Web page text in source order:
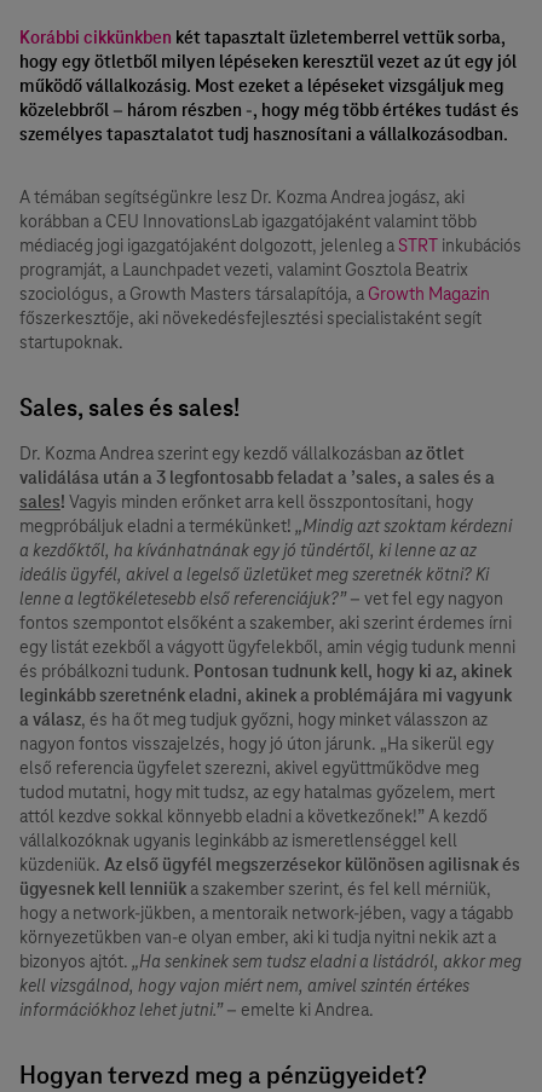
Korábbi cikkünkben két tapasztalt üzletemberrel vettük sorba,
hogy egy ötletből milyen lépéseken keresztül vezet az út egy jól
működő vállalkozásig. Most ezeket a lépéseket vizsgáljuk meg
közelebbről – három részben -, hogy még több értékes tudást és
személyes tapasztalatot tudj hasznosítani a vállalkozásodban.
A témában segítségünkre lesz Dr. Kozma Andrea jogász, aki
korábban a CEU InnovationsLab igazgatójaként valamint több
médiacég jogi igazgatójaként dolgozott, jelenleg a STRT inkubációs
programját, a Launchpadet vezeti, valamint Gosztola Beatrix
szociológus, a Growth Masters társalapítója, a Growth Magazin
főszerkesztője, aki növekedésfejlesztési specialistaként segít
startupoknak.
Sales, sales és sales!
Dr. Kozma Andrea szerint egy kezdő vállalkozásban az ötlet
validálása után a 3 legfontosabb feladat a ’sales, a sales és a
sales! Vagyis minden erőnket arra kell összpontosítani, hogy
megpróbáljuk eladni a termékünket! „Mindig azt szoktam kérdezni
a kezdőktől, ha kívánhatnának egy jó tündértől, ki lenne az az
ideális ügyfél, akivel a legelső üzletüket meg szeretnék kötni? Ki
lenne a legtökéletesebb első referenciájuk?”– vet fel egy nagyon
fontos szempontot elsőként a szakember, aki szerint érdemes írni
egy listát ezekből a vágyott ügyfelekből, amin végig tudunk menni
és próbálkozni tudunk. Pontosan tudnunk kell, hogy ki az, akinek
leginkább szeretnénk eladni, akinek a problémájára mi vagyunk
a válasz, és ha őt meg tudjuk győzni, hogy minket válasszon az
nagyon fontos visszajelzés, hogy jó úton járunk. „Ha sikerül egy
első referencia ügyfelet szerezni, akivel együttműködve meg
tudod mutatni, hogy mit tudsz, az egy hatalmas győzelem, mert
attól kezdve sokkal könnyebb eladni a következőnek!” A kezdő
vállalkozóknak ugyanis leginkább az ismeretlenséggel kell
küzdeniük. Az első ügyfél megszerzésekor különösen agilisnak és
ügyesnek kell lenniük a szakember szerint, és fel kell mérniük,
hogy a network-jükben, a mentoraik network-jében, vagy a tágabb
környezetükben van-e olyan ember, aki ki tudja nyitni nekik azt a
bizonyos ajtót. „Ha senkinek sem tudsz eladni a listádról, akkor meg
kell vizsgálnod, hogy vajon miért nem, amivel szintén értékes
információkhoz lehet jutni.”– emelte ki Andrea.
Hogyan tervezd meg a pénzügyeidet?